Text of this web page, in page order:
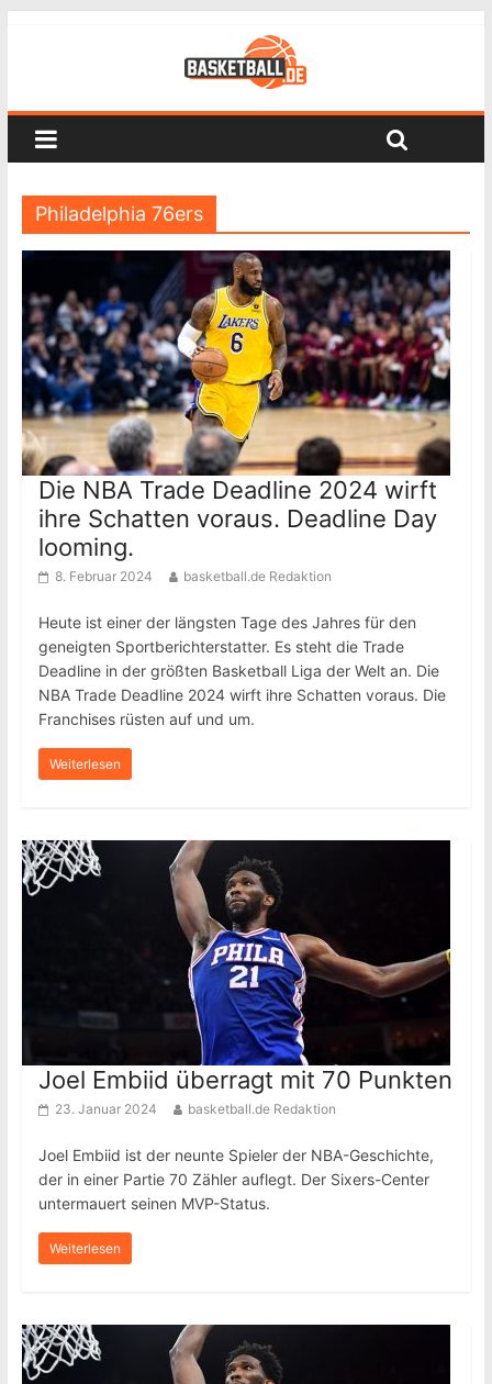
Philadelphia 76ers
Die NBA Trade Deadline 2024 wirft
ihre Schatten voraus. Deadline Day
looming.
8. Februar 2024 basketball.de Redaktion
Heute ist einer der längsten Tage des Jahres für den
geneigten Sportberichterstatter. Es steht die Trade
Deadline in der größten Basketball Liga der Welt an. Die
NBA Trade Deadline 2024 wirft ihre Schatten voraus. Die
Franchises rüsten auf und um.
Weiterlesen
Joel Embiid überragt mit 70 Punkten
23. Januar 2024 basketball.de Redaktion
Joel Embiid ist der neunte Spieler der NBA-Geschichte,
der in einer Partie 70 Zähler auflegt. Der Sixers-Center
untermauert seinen MVP-Status.
Weiterlesen